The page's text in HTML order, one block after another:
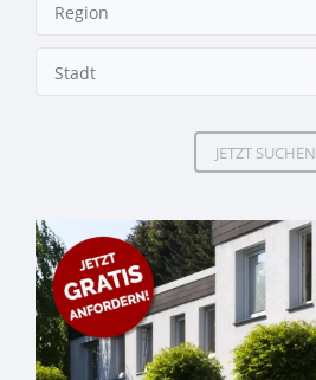
Region
Stadt
JETZT SUCHEN